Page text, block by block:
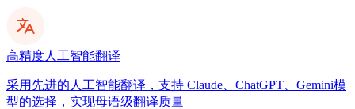
高精度人工智能翻译
采用先进的人工智能翻译，支持 Claude、ChatGPT、Gemini模
型的选择，实现母语级翻译质量